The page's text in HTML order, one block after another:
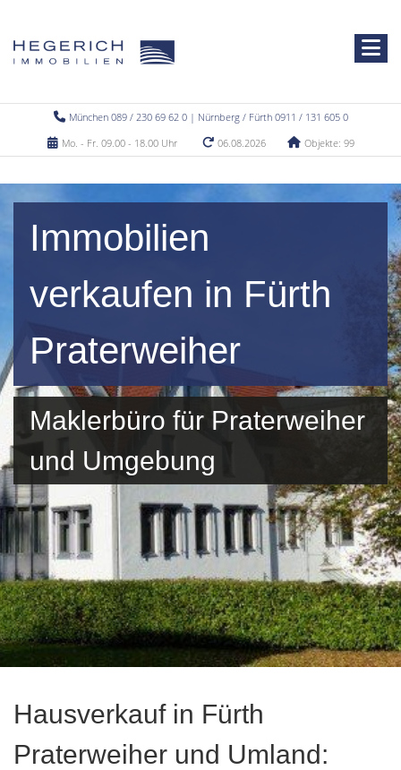
München 089 / 230 69 62 0 | Nürnberg / Fürth 0911 / 131 605 0
Mo. - Fr. 09.00 - 18.00 Uhr
06.08.2026 Objekte: 99
Immobilien
verkaufen in Fürth
Praterweiher
Maklerbüro für Praterweiher
und Umgebung
Hausverkauf in Fürth
Praterweiher und Umland: